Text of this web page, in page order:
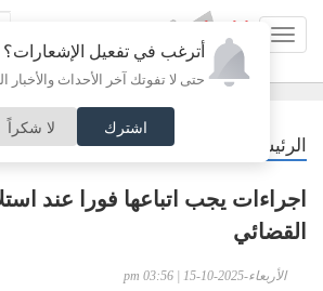
أترغب في تفعيل الإشعارات؟
حتى لا تفوتك آخر الأحداث والأخبار
اشترك لا شكراً
الرئيسية
اجراءات يجب اتباعها فورا عند
القضائي
الأربعاء-2025-10-15 | 03:56 pm